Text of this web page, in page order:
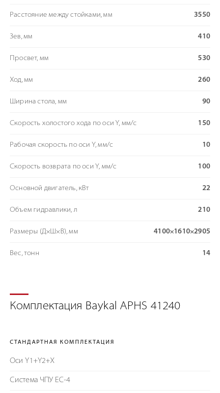
Расстояние между стойками, мм 3550
Зев, мм 410
Просвет, мм 530
Ход, мм 260
Ширина стола, мм 90
Скорость холостого хода по оси Y, мм/с 150
Рабочая скорость по оси Y, мм/с 10
Скорость возврата по оси Y, мм/с 100
Основной двигатель, кВт 22
Объем гидравлики, л 210
Размеры (Д×Ш×В), мм 4100×1610×2905
Вес, тонн 14
Комплектация Baykal APHS 41240
СТАНДАРТНАЯ КОМПЛЕКТАЦИЯ
Оси Y1+Y2+X
Система ЧПУ EC-4